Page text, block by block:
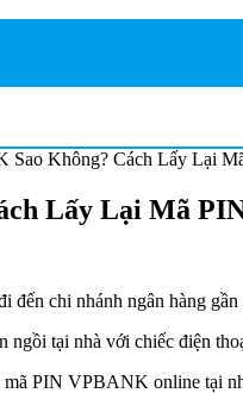
Sao Không? Cách Lấy Lại
Lấy Lại Mã
đến chi nhánh ngân hàng
tại nhà với chiếc điện
PIN VPBANK online tại